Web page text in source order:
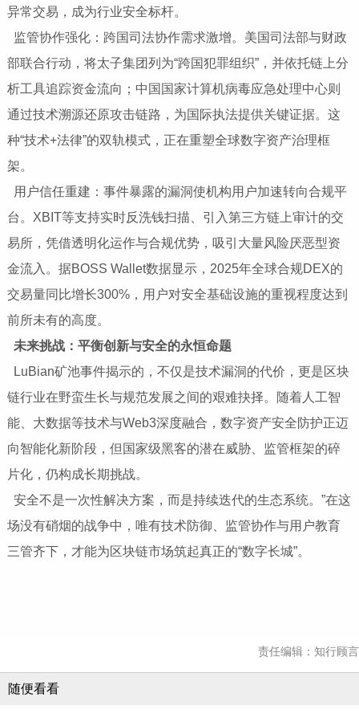
异常交易，成为行业安全标杆。
监管协作强化：跨国司法协作需求激增。美国司法部与财政
部联合行动，将太子集团列为“跨国犯罪组织”，并依托链上分
析工具追踪资金流向；中国国家计算机病毒应急处理中心则
通过技术溯源还原攻击链路，为国际执法提供关键证据。这
种“技术+法律”的双轨模式，正在重塑全球数字资产治理框
架。
用户信任重建：事件暴露的漏洞使机构用户加速转向合规平
台。XBIT等支持实时反洗钱扫描、引入第三方链上审计的交
易所，凭借透明化运作与合规优势，吸引大量风险厌恶型资
金流入。据BOSS Wallet数据显示，2025年全球合规DEX的
交易量同比增长300%，用户对安全基础设施的重视程度达到
前所未有的高度。
未来挑战：平衡创新与安全的永恒命题
LuBian矿池事件揭示的，不仅是技术漏洞的代价，更是区块
链行业在野蛮生长与规范发展之间的艰难抉择。随着人工智
能、大数据等技术与Web3深度融合，数字资产安全防护正迈
向智能化新阶段，但国家级黑客的潜在威胁、监管框架的碎
片化，仍构成长期挑战。
安全不是一次性解决方案，而是持续迭代的生态系统。”在这
场没有硝烟的战争中，唯有技术防御、监管协作与用户教育
三管齐下，才能为区块链市场筑起真正的“数字长城”。
责任编辑：知行顾言
随便看看